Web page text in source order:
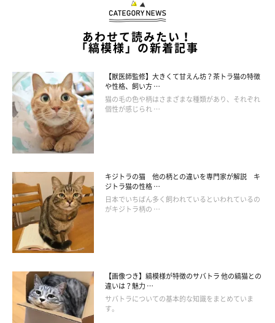
あわせて読みたい！
「縞模様」の新着記事
【獣医師監修】大きくて甘えん坊？茶トラ猫の特徴
や性格、飼い方 …
猫の毛の色や柄はさまざまな種類があり、それぞれ
個性が感じられ …
キジトラの猫 他の柄との違いを専門家が解説 キ
ジトラ猫の性格 …
日本でいちばん多く飼われているといわれているの
がキジトラ柄の …
【画像つき】縞模様が特徴のサバトラ 他の縞猫との
違いは？魅力 …
サバトラについての基本的な知識をまとめていま
す。